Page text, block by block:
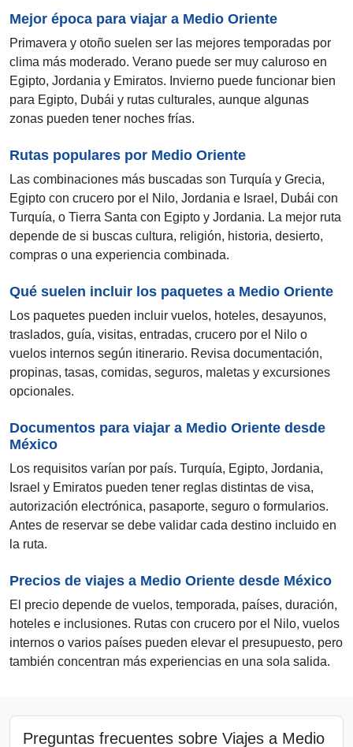
Mejor época para viajar a Medio Oriente
Primavera y otoño suelen ser las mejores temporadas por
clima más moderado. Verano puede ser muy caluroso en
Egipto, Jordania y Emiratos. Invierno puede funcionar bien
para Egipto, Dubái y rutas culturales, aunque algunas
zonas pueden tener noches frías.
Rutas populares por Medio Oriente
Las combinaciones más buscadas son Turquía y Grecia,
Egipto con crucero por el Nilo, Jordania e Israel, Dubái con
Turquía, o Tierra Santa con Egipto y Jordania. La mejor ruta
depende de si buscas cultura, religión, historia, desierto,
compras o una experiencia combinada.
Qué suelen incluir los paquetes a Medio Oriente
Los paquetes pueden incluir vuelos, hoteles, desayunos,
traslados, guía, visitas, entradas, crucero por el Nilo o
vuelos internos según itinerario. Revisa documentación,
propinas, tasas, comidas, seguros, maletas y excursiones
opcionales.
Documentos para viajar a Medio Oriente desde
México
Los requisitos varían por país. Turquía, Egipto, Jordania,
Israel y Emiratos pueden tener reglas distintas de visa,
autorización electrónica, pasaporte, seguro o formularios.
Antes de reservar se debe validar cada destino incluido en
la ruta.
Precios de viajes a Medio Oriente desde México
El precio depende de vuelos, temporada, países, duración,
hoteles e inclusiones. Rutas con crucero por el Nilo, vuelos
internos o varios países pueden elevar el presupuesto, pero
también concentran más experiencias en una sola salida.
Preguntas frecuentes sobre Viajes a Medio